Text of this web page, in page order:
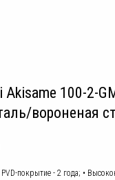
Akisame 100-2-
вороненая
PVD-покрытие - 2 года; •